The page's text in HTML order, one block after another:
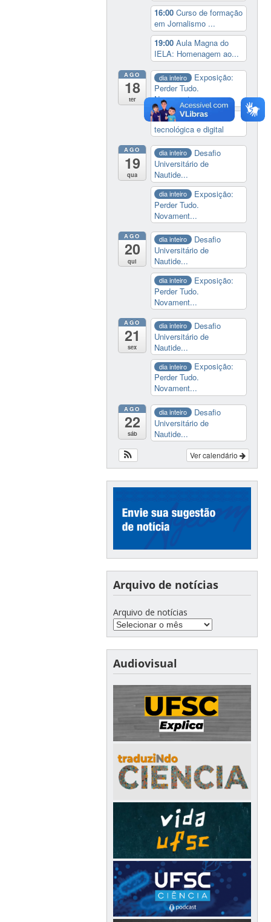
16:00Curso de formação
em Jornalismo ...
19:00Aula Magna do
IELA: Homenagem ao...
AGO
18
ter
dia inteiro
Exposição:
Perder Tudo.
Novament...
14:00 Soberania
tecnológica e digital
AGO
19
qua
dia inteiro
Desafio
Universitário de
Nautide...
dia inteiro
Exposição:
Perder Tudo.
Novament...
AGO
20
qui
dia inteiro
Desafio
Universitário de
Nautide...
dia inteiro
Exposição:
Perder Tudo.
Novament...
AGO
21
sex
dia inteiro
Desafio
Universitário de
Nautide...
dia inteiro
Exposição:
Perder Tudo.
Novament...
AGO
22
sáb
dia inteiro
Desafio
Universitário de
Nautide...
Ver calendário
Arquivo de notícias
Arquivo de notícias
Audiovisual